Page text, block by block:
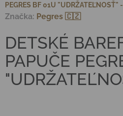
PEGRES BF 01U "UDRŽATEĽNOSŤ"
DETSKÉ
PAPUČE
Značka: Pegres 🇨🇿